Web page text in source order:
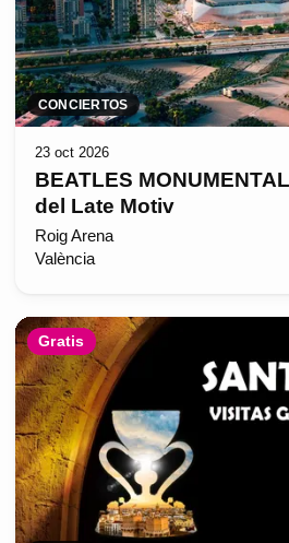
CONCIERTOS
23 oct 2026
BEATLES
del Late Motiv
Roig Arena
València
Gratis